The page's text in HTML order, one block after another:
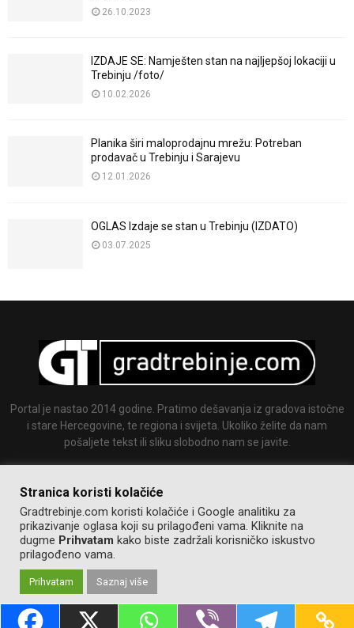
26.10.2023
IZDAJE SE: Namješten stan na najljepšoj lokaciji u
Trebinju /foto/
10.02.2026
Planika širi maloprodajnu mrežu: Potreban
prodavač u Trebinju i Sarajevu
12.01.2026
OGLAS Izdaje se stan u Trebinju (IZDATO)
03.07.2025
Portal je nastao 2014 godine. Pratimo dešavanja iz gradova istočne
i stare Hercegovine, te regiona i svijeta. Ukoliko želite da nam
pošaljete tekst ili sliku slobodno nam se javite.
@2014-2020. Sva prava zadržana.
Stranica koristi kolačiće
Gradtrebinje.com koristi kolačiće i Google analitiku za
prikazivanje oglasa koji su prilagođeni vama. Kliknite na
dugme Prihvatam kako biste zadržali korisničko iskustvo
prilagođeno vama.
Prihvatam Saznaj više